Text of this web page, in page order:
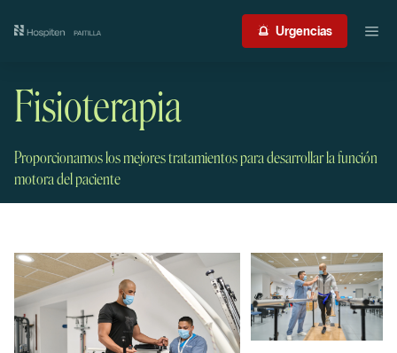
Urgencias
Atención médica
Contacto
Acceso profesionales
Fisioterapia
Proporcionamos los mejores tratamientos para desarrollar la función
motora del paciente